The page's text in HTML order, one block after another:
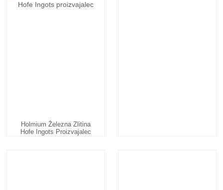
Holmium Železna Zlitina
Hofe Ingots Proizvajalec